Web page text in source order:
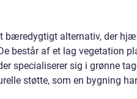
bæredygtigt alternativ, der
består af et lag vegetation
specialiserer sig i grønne
støtte, som en bygning